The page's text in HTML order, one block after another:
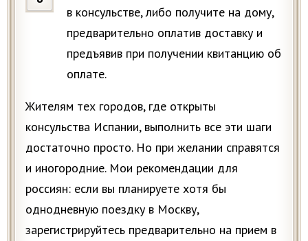
в консульстве, либо получите на дому,
предварительно оплатив доставку и
предъявив при получении квитанцию об
оплате.
Жителям тех городов, где открыты
консульства Испании, выполнить все эти шаги
достаточно просто. Но при желании справятся
и иногородние. Мои рекомендации для
россиян: если вы планируете хотя бы
однодневную поездку в Москву,
зарегистрируйтесь предварительно на прием в